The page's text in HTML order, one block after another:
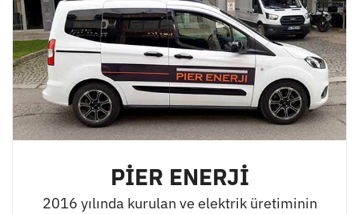
PİER ENERJİ
2016 yılında kurulan ve elektrik üretiminin